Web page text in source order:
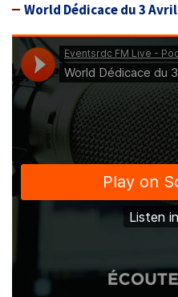
World Dédicace du 3 Avril